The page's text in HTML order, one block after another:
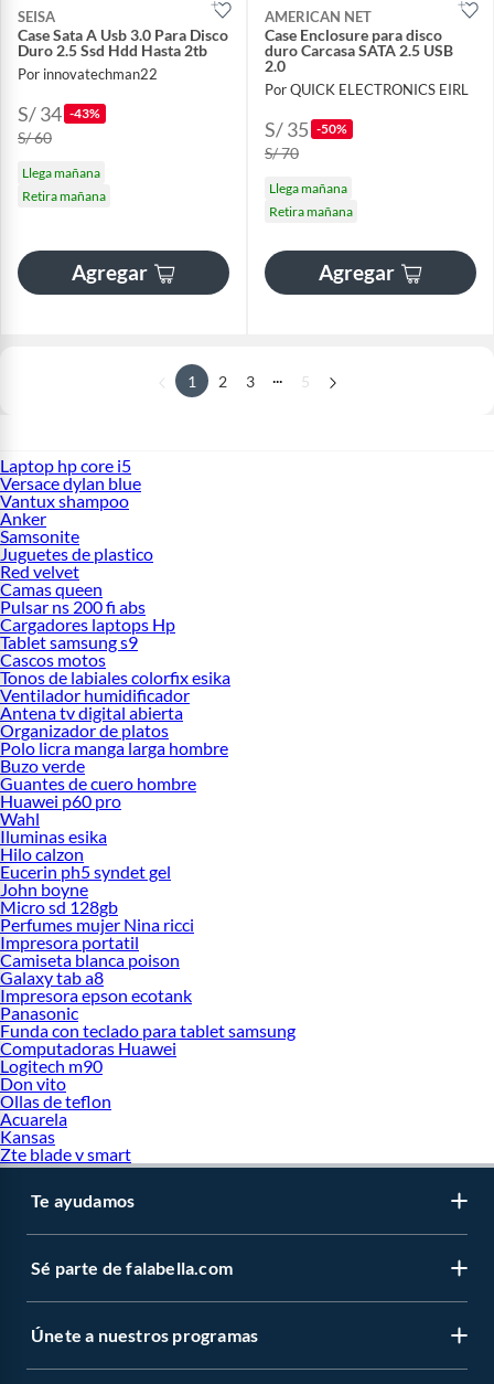
SEISA
Case Sata A Usb 3.0 Para Disco
Duro 2.5 Ssd Hdd Hasta 2tb
Por innovatechman22
S/ 34 -43%
S/ 60
Llega mañana
Retira mañana
Agregar
AMERICAN NET
Case Enclosure para disco
duro Carcasa SATA 2.5 USB
2.0
Por QUICK ELECTRONICS EIRL
S/ 35 -50%
S/ 70
Llega mañana
Retira mañana
Agregar
1 2 3 ... 5
Laptop hp core i5
Versace dylan blue
Vantux shampoo
Anker
Samsonite
Juguetes de plastico
Red velvet
Camas queen
Pulsar ns 200 fi abs
Cargadores laptops Hp
Tablet samsung s9
Cascos motos
Tonos de labiales colorfix esika
Ventilador humidificador
Antena tv digital abierta
Organizador de platos
Polo licra manga larga hombre
Buzo verde
Guantes de cuero hombre
Huawei p60 pro
Wahl
Iluminas esika
Hilo calzon
Eucerin ph5 syndet gel
John boyne
Micro sd 128gb
Perfumes mujer Nina ricci
Impresora portatil
Camiseta blanca poison
Galaxy tab a8
Impresora epson ecotank
Panasonic
Funda con teclado para tablet samsung
Computadoras Huawei
Logitech m90
Don vito
Ollas de teflon
Acuarela
Kansas
Zte blade v smart
Te ayudamos
Sé parte de falabella.com
Únete a nuestros programas